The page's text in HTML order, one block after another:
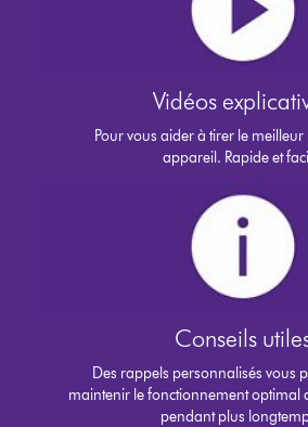
Vidéos
Pour vous aider à tirer le
appareil. Rapide et
Conseils
Des rappels personnalisés vous
maintenir le fonctionnement optimal
pendant plus